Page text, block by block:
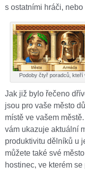
s ostatními hráči,
Podoby čtyř poradců, kteří
Jak již bylo řečeno
jsou pro vaše město
místě ve vašem
vám ukazuje aktuální
produktivitu dělníků u
můžete také své
hostinec, ve kterém